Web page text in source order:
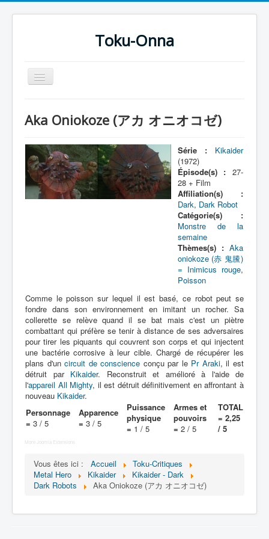
Toku-Onna
Basculer
la
Toku-Actrices
Toku-Critiques
Séries
Films
Jinzô ningen Kikaider (人造 人間
キカイダー) = Androïde Kikaider
Série
Personnages
Mechas
Objets
Lieux
Épisodes
Chronologie
Références
Aka Oniokoze (アカ オニオコゼ)
Série :
Kikaider
(1972)
Épisode(s) : 27-
28 + Film
Affiliation(s) :
Dark, Dark Robot
Catégorie(s) :
Monstre de la
semaine
Thèmes(s) : Aka
oniokoze (赤 鬼鰧)
= Inimicus rouge,
Poisson
Comme le poisson sur lequel il est basé, ce robot peut se
fondre dans son environnement en imitant un rocher. Sa
collerette se relève quand il se bat mais c'est un piètre
combattant qui préfère se tenir à distance de ses adversaires
pour tirer les piquants qui couvrent son corps et qui injectent
une bactérie corrosive à leur cible. Chargé de récupérer les
plans d'uncircuit de conscience conçu par le Pr Araki, il est
détruit par Kikaider. Reconstruit et amélioré à l'aide de
l'appareil All Mighty, il est détruit définitivement en affrontant à
nouveau Kikaider.
Personnage
= 3 / 5
Apparence
= 3 / 5
Puissance
physique
= 1 / 5
Armes et
pouvoirs
= 2 / 5
TOTAL
= 2,25
/ 5
More Joomla Extensions
Vous êtes ici : Accueil
Toku-Critiques
Metal Hero
Kikaider
Kikaider - Dark
Dark Robots
Aka Oniokoze (アカ オニオコゼ)